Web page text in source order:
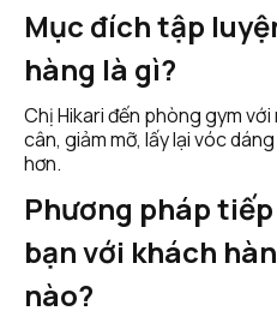
Mục đích tập
hàng là gì?
Chị Hikari đến phòng gym
cân, giảm mỡ, lấy lại vóc
hơn.
Phương pháp
bạn với khách
nào?